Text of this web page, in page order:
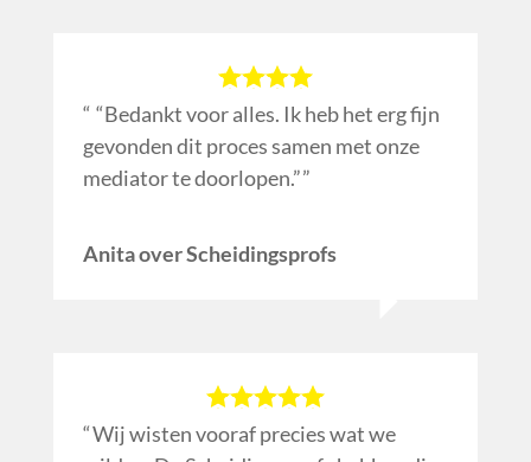
“Bedankt voor alles. Ik heb het erg fijn
gevonden dit proces samen met onze
mediator te doorlopen.”
Anita over Scheidingsprofs
Wij wisten vooraf precies wat we